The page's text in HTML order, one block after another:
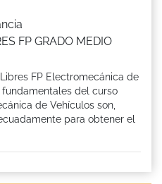
FP GRADO MEDIO
FP Electromecánica de
del curso
de Vehículos son,
para obtener el